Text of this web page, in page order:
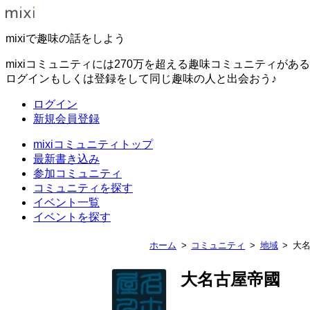
mixiで趣味の話をしよう
mixiコミュニティには270万を超える趣味コミュニティがある
ログインもしくは登録をして同じ趣味の人と出会おう♪
ログイン
新規会員登録
mixiコミュニティトップ
最新書き込み
参加コミュニティ
コミュニティを探す
イベント一覧
イベントを探す
ホーム コミュニティ 地域 大
大名古屋帝國